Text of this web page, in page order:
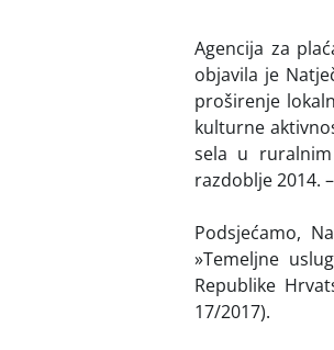
Agencija za
objavila je
proširenje
kulturne
sela u
razdoblje 2014.
Podsjećamo,
»Temeljne
Republike
17/2017).